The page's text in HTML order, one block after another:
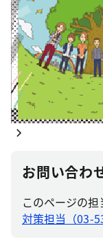
お問い合わ
このページの担
対策担当（03-